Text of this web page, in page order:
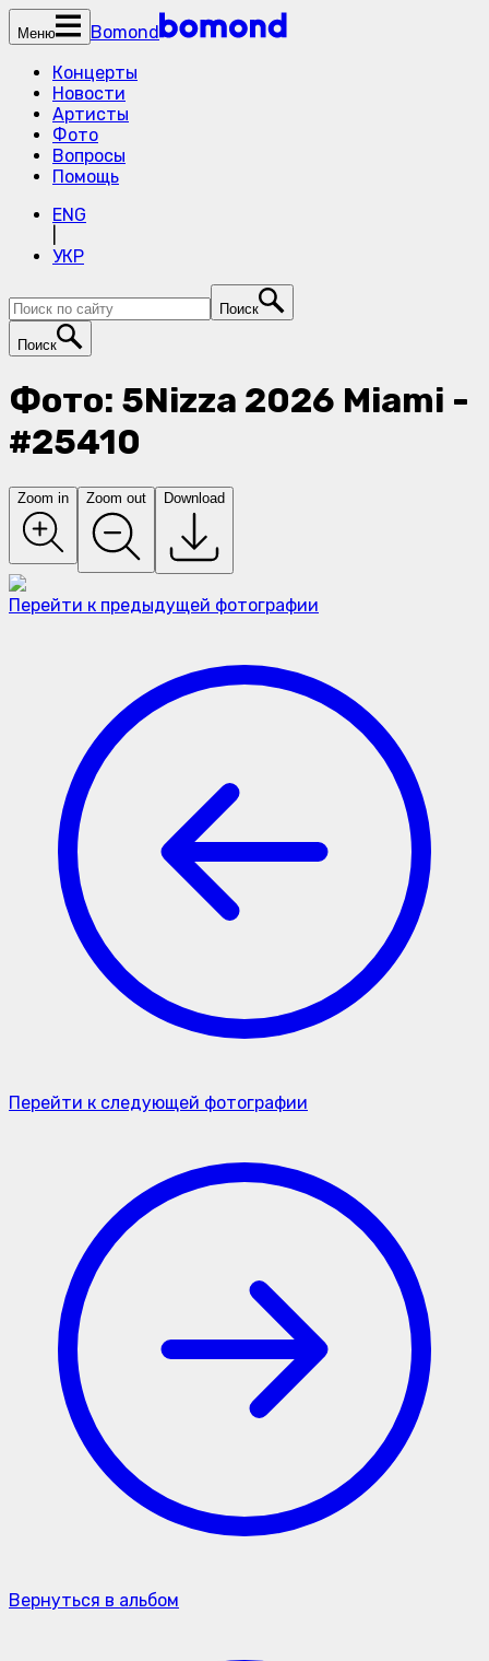
Меню
Bomond
Концерты
Новости
Артисты
Фото
Вопросы
Помощь
ENG
УКР
Поиск
Поиск
Фото: 5Nizza 2026 Miami -
#25410
Zoom in Zoom out Download
Перейти к предыдущей фотографии
Перейти к следующей фотографии
Вернуться в альбом